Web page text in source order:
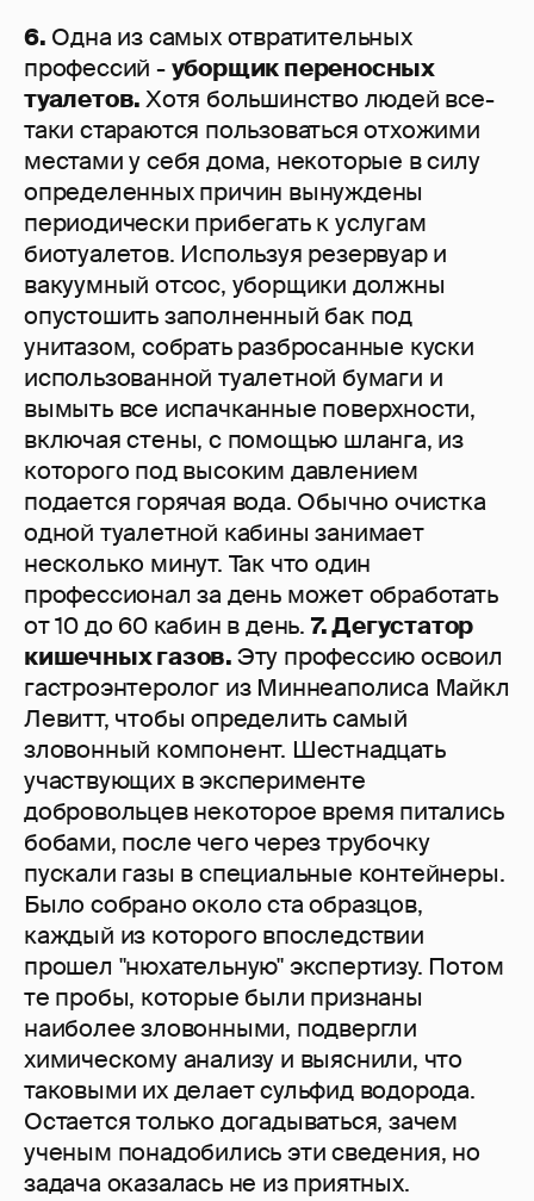
6. Одна из самых отвратительных
профессий -уборщик переносных
туалетов.Хотя большинство людей все-
таки стараются пользоваться отхожими
местами у себя дома, некоторые в силу
определенных причин вынуждены
периодически прибегать к услугам
биотуалетов. Используя резервуар и
вакуумный отсос, уборщики должны
опустошить заполненный бак под
унитазом, собрать разбросанные куски
использованной туалетной бумаги и
вымыть все испачканные поверхности,
включая стены, с помощью шланга, из
которого под высоким давлением
подается горячая вода. Обычно очистка
одной туалетной кабины занимает
несколько минут. Так что один
профессионал за день может обработать
от 10 до 60 кабин в день. 7. Дегустатор
кишечных газов.Эту профессию освоил
гастроэнтеролог из Миннеаполиса Майкл
Левитт, чтобы определить самый
зловонный компонент. Шестнадцать
участвующих в эксперименте
добровольцев некоторое время питались
бобами, после чего через трубочку
пускали газы в специальные контейнеры.
Было собрано около ста образцов,
каждый из которого впоследствии
прошел "нюхательную" экспертизу. Потом
те пробы, которые были признаны
наиболее зловонными, подвергли
химическому анализу и выяснили, что
таковыми их делает сульфид водорода.
Остается только догадываться, зачем
ученым понадобились эти сведения, но
задача оказалась не из приятных.